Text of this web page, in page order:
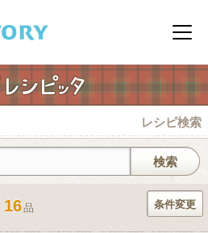
メニ
レシピ検索
16品 条件変更